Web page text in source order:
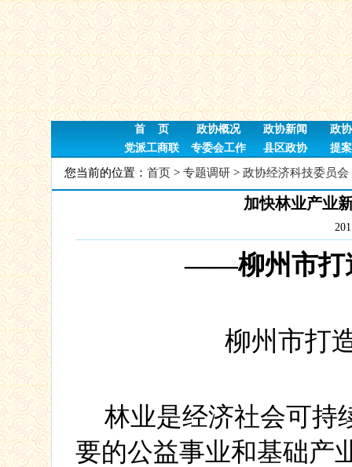
首 页 政协概况 政协新闻
政
党派工商联
专委会工作 县区政协 提
您当前的位置： 首页 > 专题调研 > 政协经济科技委员会
加快林业产业
――柳州市
柳州市打
林业是经济社会可持
要的公益事业和基础产